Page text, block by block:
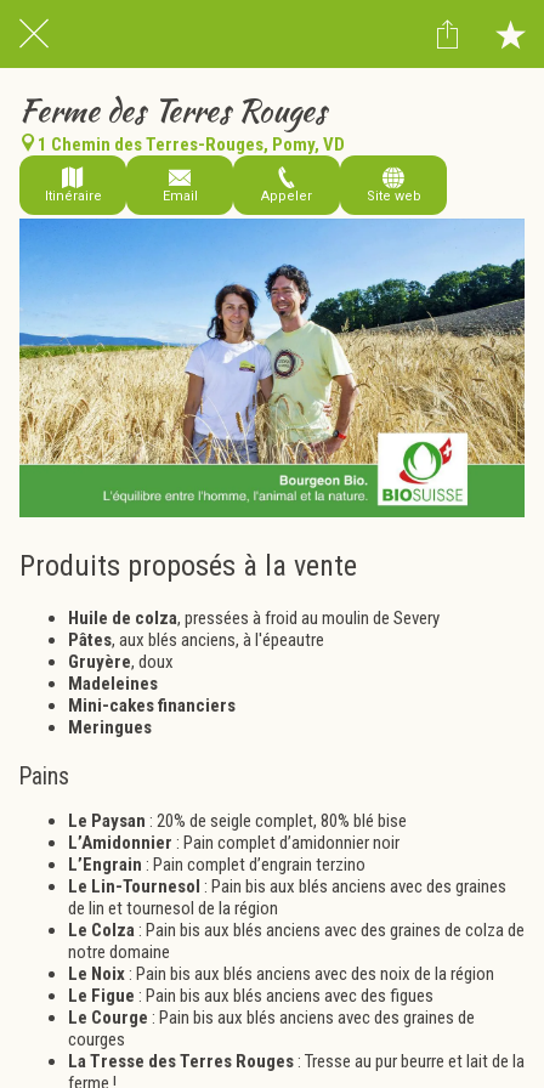
Ferme des Terres Rouges
1 Chemin des Terres-Rouges, Pomy, VD
Itinéraire Email Appeler Site web
Produits proposés à la vente
Huile de colza, pressées à froid au moulin de Severy
Pâtes, aux blés anciens, à l'épeautre
Gruyère, doux
Madeleines
Mini-cakes financiers
Meringues
Pains
Le Paysan : 20% de seigle complet, 80% blé bise
L’Amidonnier : Pain complet d’amidonnier noir
L’Engrain : Pain complet d’engrain terzino
Le Lin-Tournesol : Pain bis aux blés anciens avec des graines
de lin et tournesol de la région
Le Colza : Pain bis aux blés anciens avec des graines de colza de
notre domaine
Le Noix : Pain bis aux blés anciens avec des noix de la région
Le Figue : Pain bis aux blés anciens avec des figues
Le Courge : Pain bis aux blés anciens avec des graines de
courges
La Tresse des Terres Rouges : Tresse au pur beurre et lait de la